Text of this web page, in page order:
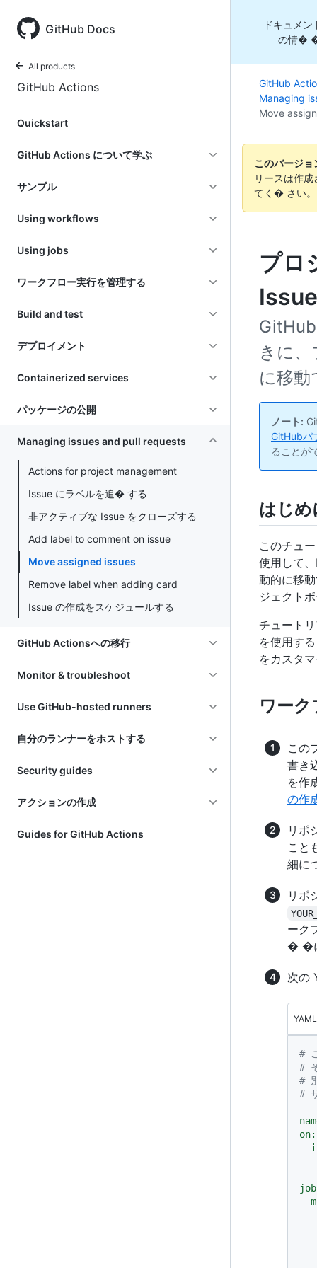
GitHub Docs
All products
GitHub Actions
Quickstart
GitHub Actions について学ぶ
サンプル
Using workflows
Using jobs
ワークフロー実行を管理する
Build and test
デプロイメント
Containerized services
パッケージの公開
Managing issues and pull requests
Actions for project management
Issue にラベルを追� する
非アクティブな Issue をクローズする
Add label to comment on issue
Move assigned issues
Remove label when adding card
Issue の作成をスケジュールする
GitHub Actionsへの移行
Monitor & troubleshoot
Use GitHub-hosted runners
自分のランナーをホストする
Security guides
アクションの作成
Guides for GitHub Actions
ドキュメ
の情�
GitHub
Managing
Move
このバージ
リースは作
てく� さい。
プロ
きに
に移動
ノート:
GitHubパ
ることが
はじめ
このチュ
使用して
動的に移
ジェクト
チュート
を使用す
をカスタ
ワー
この
書き
を作
の作
リポ
こと
細に
リポ
ーク
� �
次の
YAML
#
#
#
#
on: